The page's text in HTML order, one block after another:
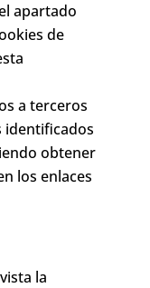
apartado
de
a terceros
identificados
obtener
los enlaces
la